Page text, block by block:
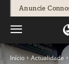
Anuncie
Início Actualidade